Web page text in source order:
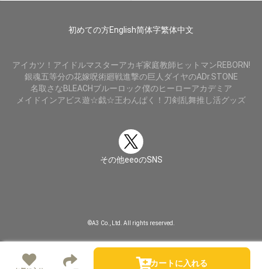
カートに入れる
初めての方English简体字繁体中文
アイカツ！ アイドルマスターアカギ家庭教師ヒットマンREBORN!
銀魂五等分の花嫁呪術廻戦進撃の巨人 ダイヤのADr.STONE
名取さなBLEACHブルーロック僕のヒーローアカデミア
メイドインアビス遊☆戯☆王わんぱく！刀剣乱舞推し活グッズ
その他eeoのSNS
©A3 Co., Ltd. All rights reserved.